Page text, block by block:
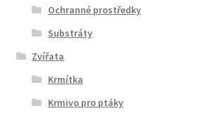
Ochranné prostředky
Substráty
Zvířata
Krmítka
Krmivo pro ptáky